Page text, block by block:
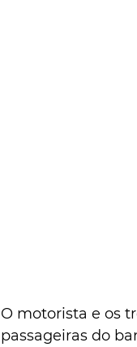
O motorista e os
passageiras do